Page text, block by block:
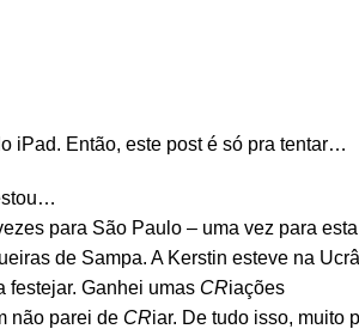
iPad. Então, este post é só pra tentar…
para São Paulo – uma vez para
de Sampa. A Kerstin esteve na
festejar. Ganhei umas CRiações
não parei de CRiar. De tudo isso, muito